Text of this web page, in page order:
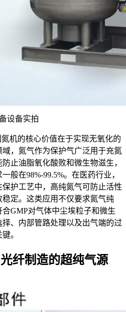
设备实拍
机的核心价值在于实现无氧化的
，氮气作为保护气广泛用于充氮
止油脂氧化酸败和微生物滋生，
般在98%-99.5%。在医药行业，
护工艺中，高纯氮气可防止活性
定。这类应用不仅要求氮气纯
GMP对气体中尘埃粒子和微生
、内部管路处理以及出气端的过
。
纤制造的超纯气源